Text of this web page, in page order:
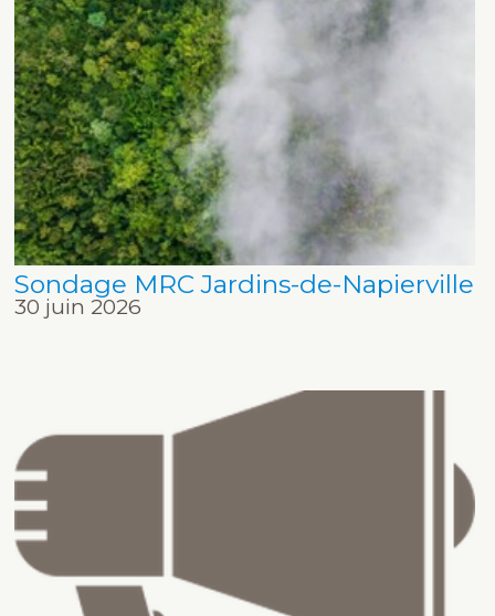
Sondage MRC Jardins-de-Napierville
30 juin 2026